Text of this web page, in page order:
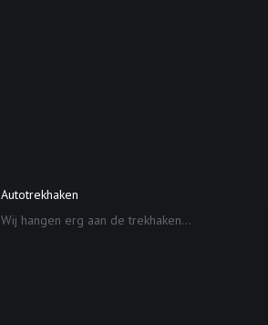
Autotrekhaken
Wij hangen erg aan de trekhaken...